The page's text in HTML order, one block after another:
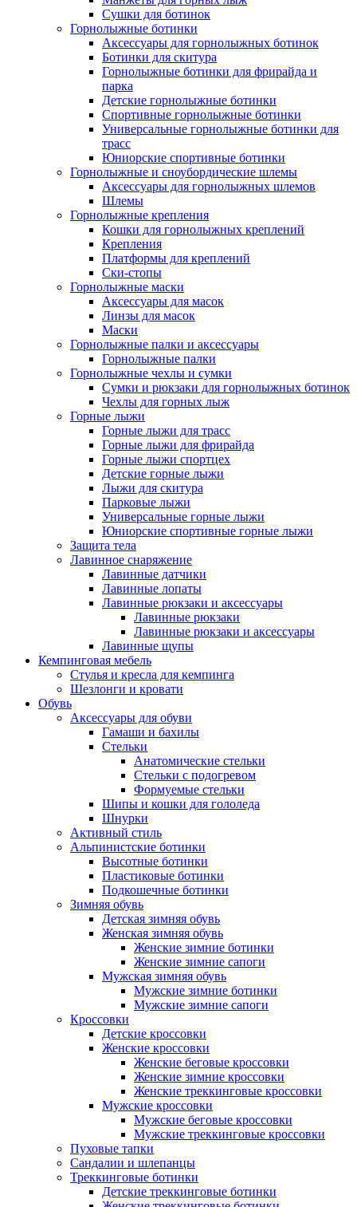
Сушки для ботинок
Горнолыжные ботинки
Аксессуары для горнолыжных ботинок
Ботинки для скитура
Горнолыжные ботинки для фрирайда и
парка
Детские горнолыжные ботинки
Спортивные горнолыжные ботинки
Универсальные горнолыжные ботинки для
трасс
Юниорские спортивные ботинки
Горнолыжные и сноубордические шлемы
Аксессуары для горнолыжных шлемов
Шлемы
Горнолыжные крепления
Кошки для горнолыжных креплений
Крепления
Платформы для креплений
Ски-стопы
Горнолыжные маски
Аксессуары для масок
Линзы для масок
Маски
Горнолыжные палки и аксессуары
Горнолыжные палки
Горнолыжные чехлы и сумки
Сумки и рюкзаки для горнолыжных ботинок
Чехлы для горных лыж
Горные лыжи
Горные лыжи для трасс
Горные лыжи для фрирайда
Горные лыжи спортцех
Детские горные лыжи
Лыжи для скитура
Парковые лыжи
Универсальные горные лыжи
Юниорские спортивные горные лыжи
Защита тела
Лавинное снаряжение
Лавинные датчики
Лавинные лопаты
Лавинные рюкзаки и аксессуары
Лавинные рюкзаки
Лавинные рюкзаки и аксессуары
Лавинные щупы
Кемпинговая мебель
Стулья и кресла для кемпинга
Шезлонги и кровати
Обувь
Аксессуары для обуви
Гамаши и бахилы
Стельки
Анатомические стельки
Стельки с подогревом
Формуемые стельки
Шипы и кошки для гололеда
Шнурки
Активный стиль
Альпинистские ботинки
Высотные ботинки
Пластиковые ботинки
Подкошечные ботинки
Зимняя обувь
Детская зимняя обувь
Женская зимняя обувь
Женские зимние ботинки
Женские зимние сапоги
Мужская зимняя обувь
Мужские зимние ботинки
Мужские зимние сапоги
Кроссовки
Детские кроссовки
Женские кроссовки
Женские беговые кроссовки
Женские зимние кроссовки
Женские треккинговые кроссовки
Мужские кроссовки
Мужские беговые кроссовки
Мужские треккинговые кроссовки
Пуховые тапки
Сандалии и шлепанцы
Треккинговые ботинки
Детские треккинговые ботинки